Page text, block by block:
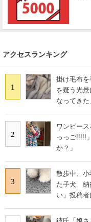
アクセスランキング
1
掛け毛布
を疑う光
なってき
2
ワンピー
っっご!!!!!
か？」
3
散歩中、
た子犬 納
い」投稿